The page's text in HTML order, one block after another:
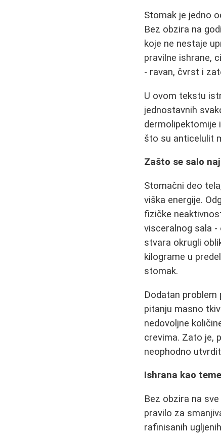
Stomak je jedno
Bez obzira na
koje ne nestaje
pravilne ishrane,
- ravan, čvrst i
U ovom tekstu
jednostavnih
dermolipektomije
što su anticelulit
Zašto se salo
Stomačni deo
viška energije.
fizičke
visceralnog sala -
stvara okrugli
kilograme u
stomak.
Dodatan problem
pitanju masno
nedovoljne
crevima. Zato je,
neophodno
Ishrana kao
Bez obzira na
pravilo za
rafinisanih